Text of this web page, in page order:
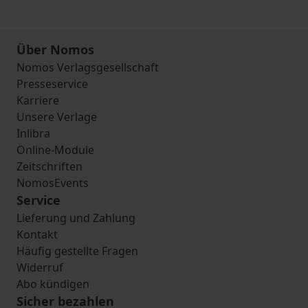
Über Nomos
Nomos Verlagsgesellschaft
Presseservice
Karriere
Unsere Verlage
Inlibra
Online-Module
Zeitschriften
NomosEvents
Service
Lieferung und Zahlung
Kontakt
Häufig gestellte Fragen
Widerruf
Abo kündigen
Sicher bezahlen